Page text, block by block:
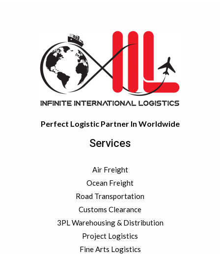
Perfect Logistic Partner In Worldwide
Services
Air Freight
Ocean Freight
Road Transportation
Customs Clearance
3PL Warehousing & Distribution
Project Logistics
Fine Arts Logistics